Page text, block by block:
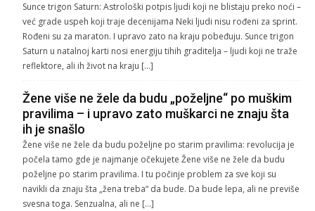
Sunce trigon Saturn: Astrološki potpis ljudi koji ne blistaju preko noći –
već grade uspeh koji traje decenijama Neki ljudi nisu rođeni za sprint.
Rođeni su za maraton. I upravo zato na kraju pobeđuju. Sunce trigon
Saturn u natalnoj karti nosi energiju tihih graditelja – ljudi koji ne traže
reflektore, ali ih život na kraju […]
Žene više ne žele da budu „poželjne“ po muškim
pravilima – i upravo zato muškarci ne znaju šta
ih je snašlo
Žene više ne žele da budu poželjne po starim pravilima: revolucija je
počela tamo gde je najmanje očekujete Žene više ne žele da budu
poželjne po starim pravilima. I tu počinje problem za sve koji su
navikli da znaju šta „žena treba“ da bude. Da bude lepa, ali ne previše
svesna toga. Senzualna, ali ne […]